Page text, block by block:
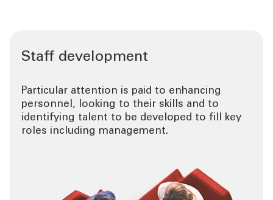
Staff development
Particular attention is paid to enhancing
personnel, looking to their skills and to
identifying talent to be developed to fill key
roles including management.